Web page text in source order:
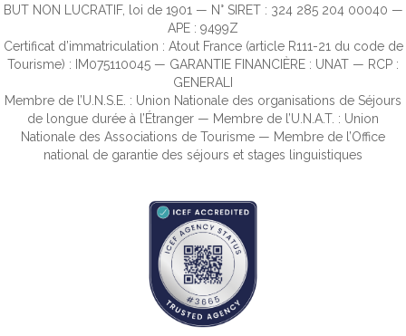
BUT NON LUCRATIF, loi de 1901 — N° SIRET : 324 285 204 00040 —
APE : 9499Z
Certificat d’immatriculation : Atout France (article R111-21 du code de
Tourisme) : IM075110045 — GARANTIE FINANCIÈRE : UNAT — RCP :
GENERALI
Membre de l’U.N.S.E. : Union Nationale des organisations de Séjours
de longue durée à l’Étranger — Membre de l’U.N.A.T. : Union
Nationale des Associations de Tourisme — Membre de l’Office
national de garantie des séjours et stages linguistiques